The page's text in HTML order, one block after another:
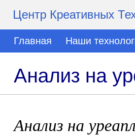
Центр Креативных
Главная Наши
Анализ на
Анализ на